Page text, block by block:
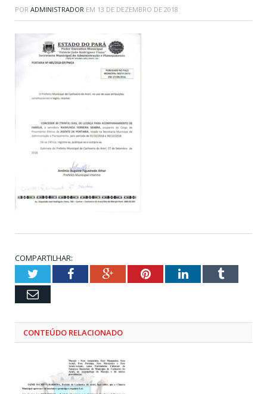
POR ADMINISTRADOR EM 13 DE DEZEMBRO DE 2018
COMPARTILHAR:
TwitterFacebookGoogle+PinterestLinkedInTumblr
Email
CONTEÚDO RELACIONADO